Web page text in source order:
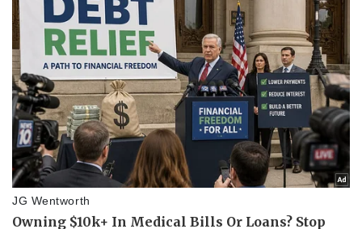
Pháp luật
Vụ án
Tin nóng
Tư vấn luật
Quân sự - Quốc phòng
Vũ khí
Việt Nam
Phân tích